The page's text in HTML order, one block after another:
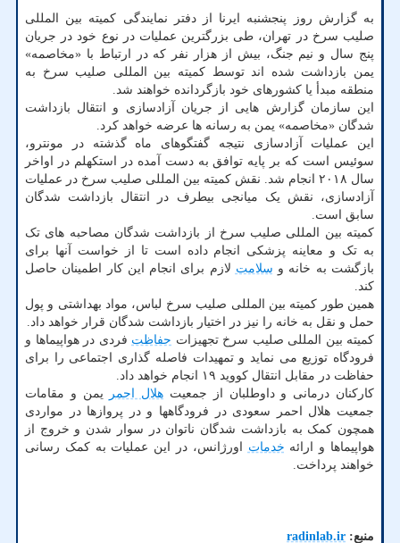
به گزارش روز پنجشنبه ایرنا از دفتر نمایندگی کمیته بین المللی
صلیب سرخ در تهران، طی بزرگترین عملیات در نوع خود در جریان
پنج سال و نیم جنگ، بیش از هزار نفر که در ارتباط با «مخاصمه»
یمن بازداشت شده اند توسط کمیته بین المللی صلیب سرخ به
منطقه مبدأ یا کشورهای خود بازگردانده خواهند شد.
این سازمان گزارش هایی از جریان آزادسازی و انتقال بازداشت
شدگان «مخاصمه» یمن به رسانه ها عرضه خواهد کرد.
این عملیات آزادسازی نتیجه گفتگوهای ماه گذشته در مونترو،
سوئیس است که بر پایه توافق به دست آمده در استکهلم در اواخر
سال ۲۰۱۸ انجام شد. نقش کمیته بین المللی صلیب سرخ در عملیات
آزادسازی، نقش یک میانجی بیطرف در انتقال بازداشت شدگان
سابق است.
کمیته بین المللی صلیب سرخ از بازداشت شدگان مصاحبه های تک
به تک و معاینه پزشکی انجام داده است تا از خواست آنها برای
بازگشت به خانه و سلامت لازم برای انجام این کار اطمینان حاصل
کند.
همین طور کمیته بین المللی صلیب سرخ لباس، مواد بهداشتی و پول
حمل و نقل به خانه را نیز در اختیار بازداشت شدگان قرار خواهد داد.
کمیته بین المللی صلیب سرخ تجهیزات حفاظت فردی در هواپیماها و
فرودگاه توزیع می نماید و تمهیدات فاصله گذاری اجتماعی را برای
حفاظت در مقابل انتقال کووید ۱۹ انجام خواهد داد.
کارکنان درمانی و داوطلبان از جمعیت هلال احمر
یمن و مقامات
جمعیت هلال احمر سعودی در فرودگاهها و در پروازها در مواردی
همچون کمک به بازداشت شدگان ناتوان در سوار شدن و خروج از
هواپیماها و ارائه خدمات اورژانس، در این عملیات به کمک رسانی
خواهند پرداخت.
منبع: radinlab.ir